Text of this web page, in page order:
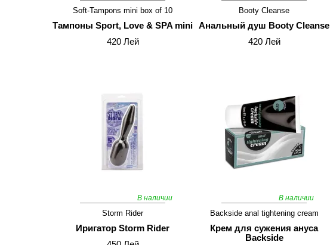
Soft-Tampons mini box of 10
Тампоны Sport, Love & SPA mini
420 Лей
Booty Cleanse
Анальный душ Booty Cleanse
420 Лей
В наличии
Storm Rider
Иригатор Storm Rider
В наличии
Backside anal tightening cream
Крем для сужения ануса
Backside